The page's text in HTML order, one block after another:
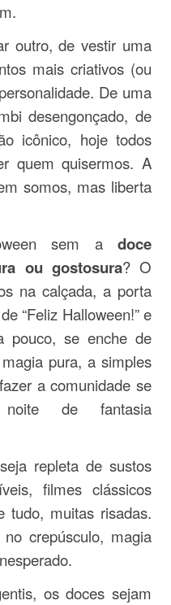
outro, de vestir uma
mais criativos (ou
De uma
desengonçado, de
icônico, hoje todos
quem quisermos. A
somos, mas liberta
sem a doce
ou gostosura? O
na calçada, a porta
“Feliz Halloween!” e
pouco, se enche de
pura, a simples
a comunidade se
de fantasia
repleta de sustos
filmes clássicos
tudo, muitas risadas.
crepúsculo, magia
os doces sejam